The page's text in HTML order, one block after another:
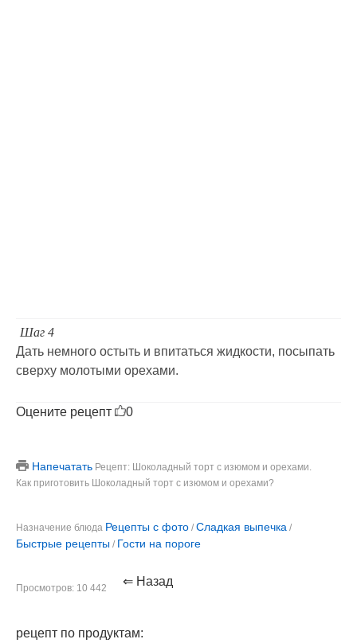
Шаг 4
Дать немного остыть и впитаться жидкости, посыпать
сверху молотыми орехами.
Оцените рецепт 0
Напечатать Рецепт: Шоколадный торт с изюмом и орехами.
Как приготовить Шоколадный торт с изюмом и орехами?
Назначение блюда Рецепты с фото / Сладкая выпечка /
Быстрые рецепты / Гости на пороге
Просмотров: 10 442 ⇐ Назад
рецепт по продуктам: